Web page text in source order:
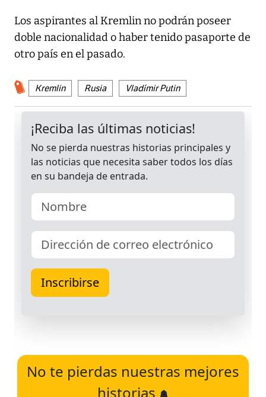
Los aspirantes al Kremlin no podrán poseer
doble nacionalidad o haber tenido pasaporte de
otro país en el pasado.
Kremlin Rusia Vladímir Putin
No te pierdas nuestras mejores
historias